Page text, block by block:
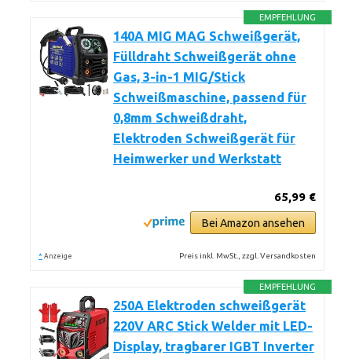
EMPFEHLUNG
140A MIG MAG Schweißgerät,
Fülldraht Schweißgerät ohne
Gas, 3-in-1 MIG/Stick
Schweißmaschine, passend für
0,8mm Schweißdraht,
Elektroden Schweißgerät für
Heimwerker und Werkstatt
65,99 €
Bei Amazon ansehen
* Anzeige Preis inkl. MwSt., zzgl. Versandkosten
EMPFEHLUNG
250A Elektroden schweißgerät
220V ARC Stick Welder mit LED-
Display, tragbarer IGBT Inverter